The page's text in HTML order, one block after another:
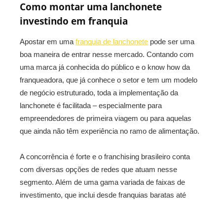
Como montar uma lanchonete
investindo em franquia
Apostar em uma franquia de lanchonete pode ser uma
boa maneira de entrar nesse mercado. Contando com
uma marca já conhecida do público e o know how da
franqueadora, que já conhece o setor e tem um modelo
de negócio estruturado, toda a implementação da
lanchonete é facilitada – especialmente para
empreendedores de primeira viagem ou para aquelas
que ainda não têm experiência no ramo de alimentação.
A concorrência é forte e o franchising brasileiro conta
com diversas opções de redes que atuam nesse
segmento. Além de uma gama variada de faixas de
investimento, que inclui desde franquias baratas até